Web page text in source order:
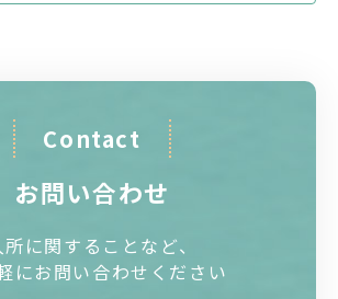
Contact
お問い合わせ
所に関することなど、
にお問い合わせください